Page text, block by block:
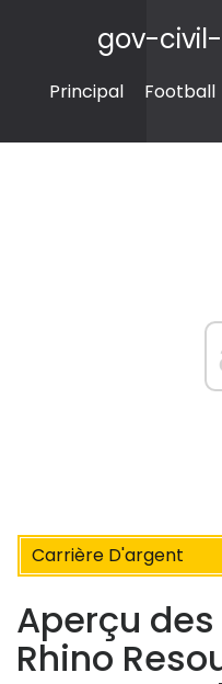
gov-
Principal Football
Carrière D'argent
Aperçu
Rhino